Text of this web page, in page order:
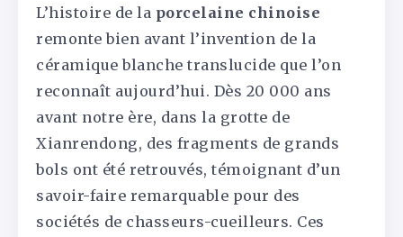
L’histoire de la porcelaine chinoise
remonte bien avant l’invention de la
céramique blanche translucide que l’on
reconnaît aujourd’hui. Dès 20 000 ans
avant notre ère, dans la grotte de
Xianrendong, des fragments de grands
bols ont été retrouvés, témoignant d’un
savoir-faire remarquable pour des
sociétés de chasseurs-cueilleurs. Ces